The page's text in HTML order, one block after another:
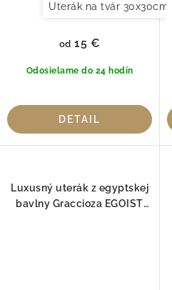
Uterák na tvár 30x30cm
Odosielame do 24 hodín
od 15 €
DETAIL
Luxusný uterák z egyptskej
bavlny Graccioza EGOIST